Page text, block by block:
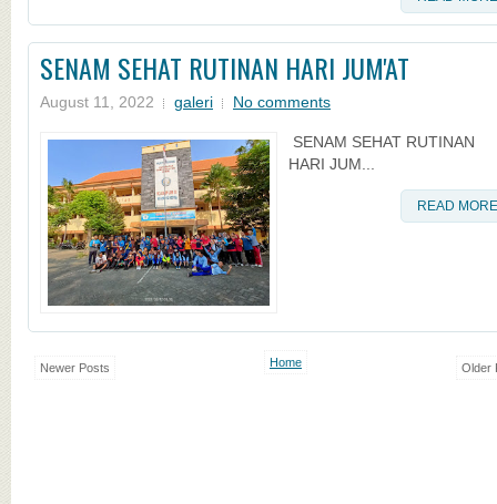
SENAM SEHAT RUTINAN HARI JUM'AT
August 11, 2022 galeri No comments
SENAM SEHAT RUTINAN
HARI JUM...
READ MORE
Newer Posts Older
Home